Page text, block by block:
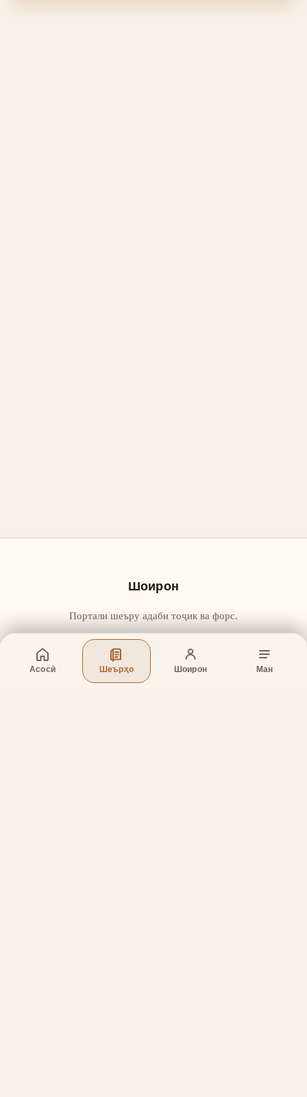
Асосӣ Шеърҳо Шоирон Ман
Шоирон
Портали шеъру адаби тоҷик ва форс.